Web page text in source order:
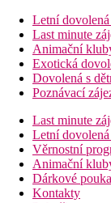
Letní
Last minute
Animační
Exotická
Dovolená s
Poznávací
Last minute
Letní
Věrnostní
Animační
Dárkové
Kontakty